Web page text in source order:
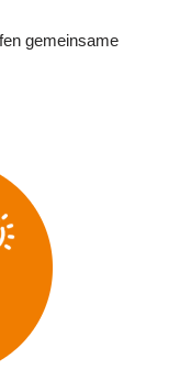
gemeinsame